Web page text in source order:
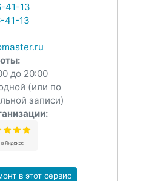
41-13
41-13
до 20:00
(или по
записи)
в этот сервис